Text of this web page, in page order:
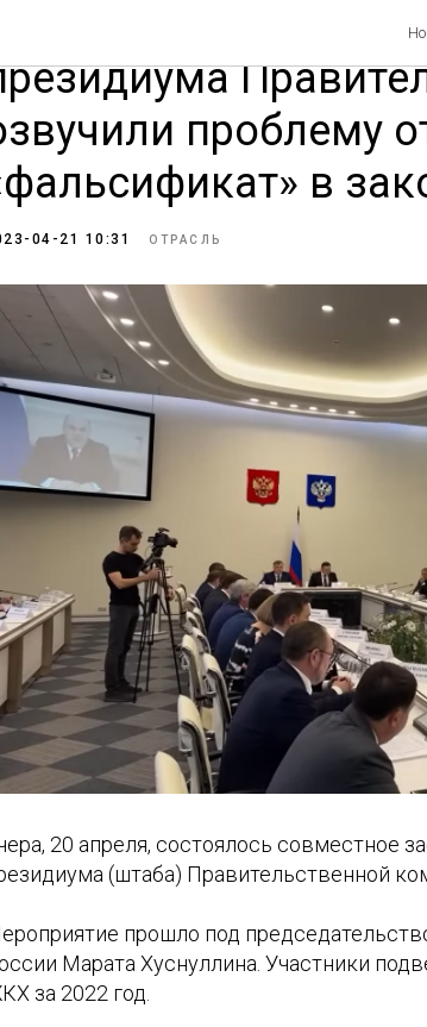
На заседании
проблему
в
04-21 10:31 ОТРАСЛЬ
20 апреля, состоялось совместное
(штаба) Правительственной
прошло под
Марата Хуснуллина. Участники
за 2022 год.